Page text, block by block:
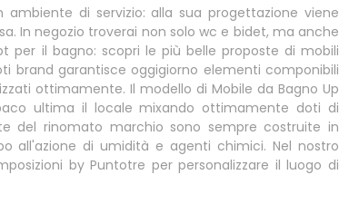
di servizio: alla sua progettazione viene
In negozio troverai non solo wc e bidet, ma anche
il bagno: scopri le più belle proposte di mobili
brand garantisce oggigiorno elementi componibili
ottimamente. Il modello di Mobile da Bagno Up
ultima il locale mixando ottimamente doti di
del rinomato marchio sono sempre costruite in
all'azione di umidità e agenti chimici. Nel nostro
by Puntotre per personalizzare il luogo di